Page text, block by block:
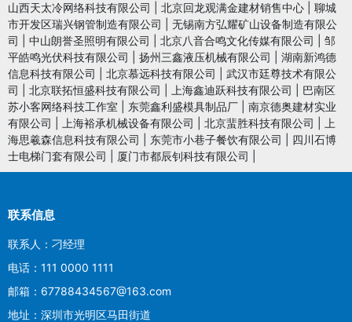
山西天太冷网络科技有限公司 北京回龙观满金建材销售中心
聊城
市开发区瑞兴钢管制造有限公司
无锡南方弘耀矿山设备制造有限公
司
中山朗誉圣照明有限公司 北京八音合鸣文化传媒有限公司
邹
平皓鸣光伏科技有限公司
扬州三鑫液压机械有限公司
湖南新鸿德
信息科技有限公司
北京慕远科技有限公司
武汉市廷尊技术有限公
司
北京联拓恒盛科技有限公司 上海鑫迪跃科技有限公司
巴南区
苏小客网络科技工作室
东莞鑫利盛模具制品厂
南京德奥建材实业
有限公司
上海裕承机械设备有限公司 北京蜚胜科技有限公司
上
海思羲森信息科技有限公司
东莞市小巷子餐饮有限公司
四川石博
士电梯门套有限公司
厦门市都辰钊科技有限公司
联系信息
联系人：刁经理
电话：111 0000 1111
邮箱：67788434567@163.com
地址：深圳市光明区马田街道